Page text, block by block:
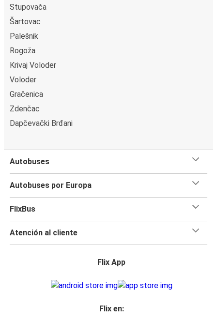
Stupovača
Šartovac
Palešnik
Rogoža
Krivaj Voloder
Voloder
Gračenica
Zdenčac
Dapčevački Brđani
Autobuses
Autobuses por Europa
FlixBus
Atención al cliente
Flix App
Flix en: